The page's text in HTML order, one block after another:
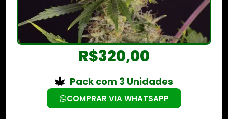
R$320,00
Pack com 3 Unidades
COMPRAR VIA WHATSAPP